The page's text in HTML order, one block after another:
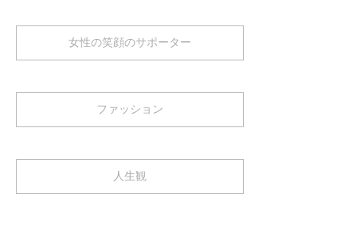
女性の笑顔のサポーター
ファッション
人生観